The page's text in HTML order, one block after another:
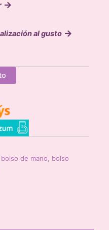
al gusto
bolso de mano, bolso